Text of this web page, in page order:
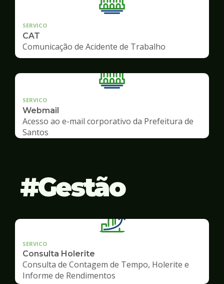
SERVICO
CAT
Comunicação de Acidente de Trabalho
SERVICO
Webmail
Acesso ao e-mail corporativo da Prefeitura de
Santos
Gestão
SERVICO
Consulta Holerite
Consulta de Contagem de Tempo, Holerite e
Informe de Rendimentos